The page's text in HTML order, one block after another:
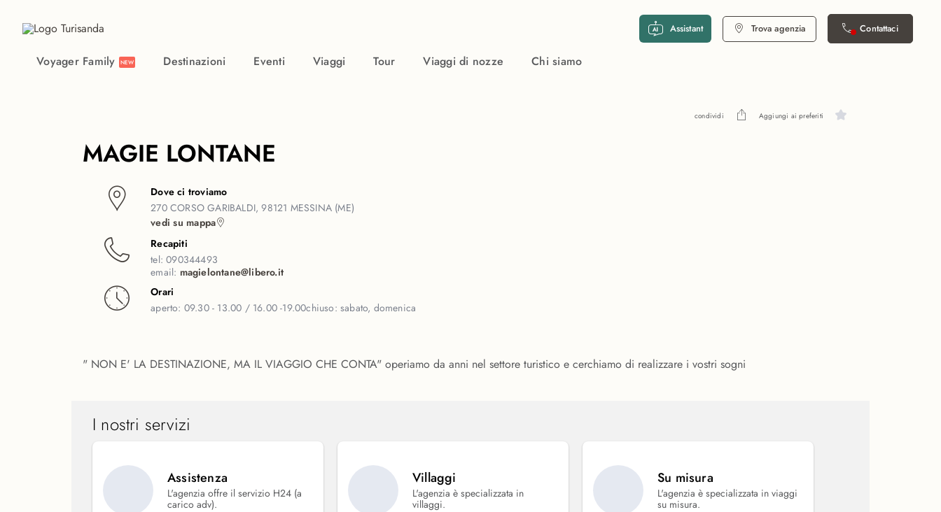
Assistant Trova agenzia Contattaci
Voyager Family NEW Destinazioni Eventi Viaggi Tour Viaggi di nozze Chi siamo
condividi Aggiungi ai preferiti
MAGIE LONTANE
Dove ci troviamo
270 CORSO GARIBALDI, 98121 MESSINA (ME)
vedi su mappa
Recapiti
tel:090344493
email: magielontane@libero.it
Orari
aperto: 09.30 - 13.00 / 16.00 -19.00chiuso:sabato, domenica
" NON E' LA DESTINAZIONE, MA IL VIAGGIO CHE CONTA" operiamo da anni nel settore turistico e cerchiamo di realizzare i vostri sogni
I nostri servizi
Assistenza
L'agenzia offre il servizio H24 (a
carico adv).
Villaggi
L'agenzia è specializzata in
villaggi.
Su misura
L'agenzia è specializzata in viaggi
su misura.